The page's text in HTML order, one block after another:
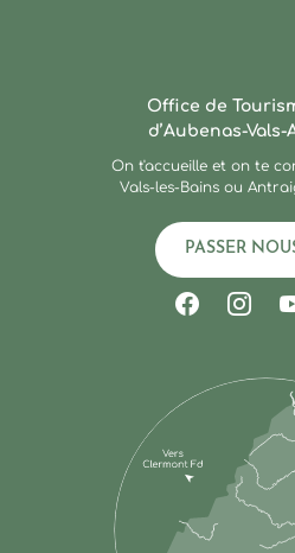
Office de
d’Aubenas-
On t'accueille et on te
Vals-les-Bains ou
PASSER
Suivez-